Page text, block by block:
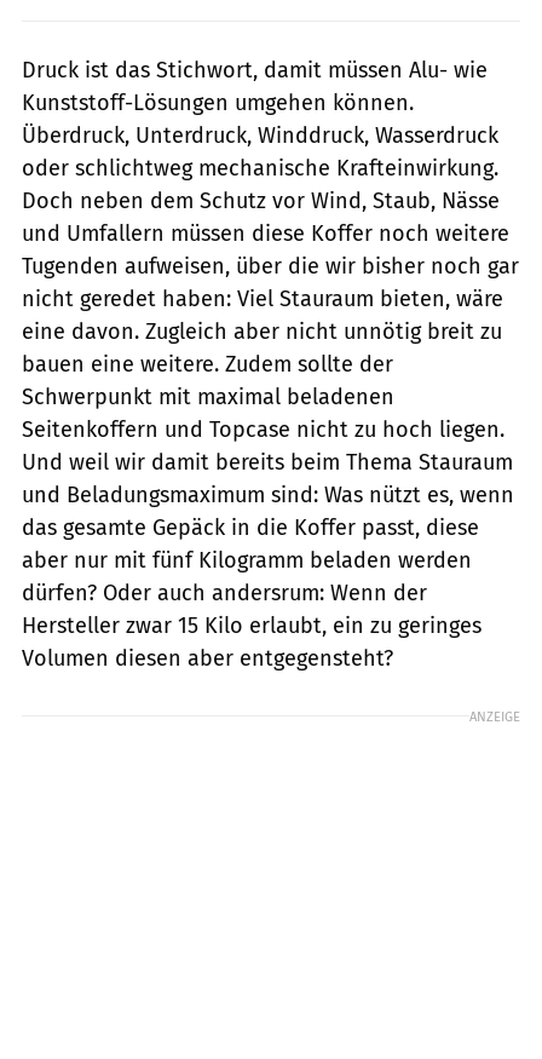
Druck ist das Stichwort, damit müssen Alu- wie
Kunststoff-Lösungen umgehen können.
Überdruck, Unterdruck, Winddruck, Wasserdruck
oder schlichtweg mechanische Krafteinwirkung.
Doch neben dem Schutz vor Wind, Staub, Nässe
und Umfallern müssen diese Koffer noch weitere
Tugenden aufweisen, über die wir bisher noch gar
nicht geredet haben: Viel Stauraum bieten, wäre
eine davon. Zugleich aber nicht unnötig breit zu
bauen eine weitere. Zudem sollte der
Schwerpunkt mit maximal beladenen
Seitenkoffern und Topcase nicht zu hoch liegen.
Und weil wir damit bereits beim Thema Stauraum
und Beladungsmaximum sind: Was nützt es, wenn
das gesamte Gepäck in die Koffer passt, diese
aber nur mit fünf Kilogramm beladen werden
dürfen? Oder auch andersrum: Wenn der
Hersteller zwar 15 Kilo erlaubt, ein zu geringes
Volumen diesen aber entgegensteht?
ANZEIGE